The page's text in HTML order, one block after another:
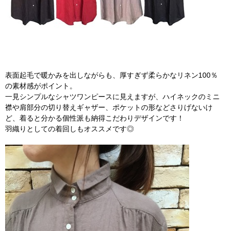
表面起毛で暖かみを出しながらも、厚すぎず柔らかなリネン100％
の素材感がポイント。
一見シンプルなシャツワンピースに見えますが、ハイネックのミニ
襟や肩部分の切り替えギャザー、ポケットの形などさりげないけ
ど、着ると分かる個性派も納得こだわりデザインです！
羽織りとしての着回しもオススメです◎